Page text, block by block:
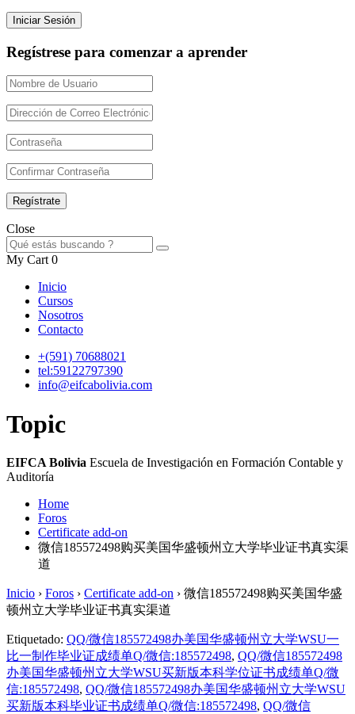
Regístrese para comenzar a aprender
Close
My Cart 0
Inicio
Cursos
Nosotros
Contacto
+(591) 70688021
tel:59122797390
info@eifcabolivia.com
Topic
EIFCA Bolivia Escuela de Investigación en Formación Contable y
Auditoría
Home
Foros
Certificate add-on
微信185572498购买美国华盛顿州立大学毕业证书真实渠
道
Inicio › Foros › Certificate add-on › 微信185572498购买美国华盛
顿州立大学毕业证书真实渠道
Etiquetado: QQ/微信185572498办美国华盛顿州立大学WSU一
比一制作毕业证成绩单Q/微信:185572498, QQ/微信185572498
办美国华盛顿州立大学WSU买新版本科学位证书成绩单Q/微
信:185572498, QQ/微信185572498办美国华盛顿州立大学WSU
买新版本科毕业证书成绩单Q/微信:185572498, QQ/微信